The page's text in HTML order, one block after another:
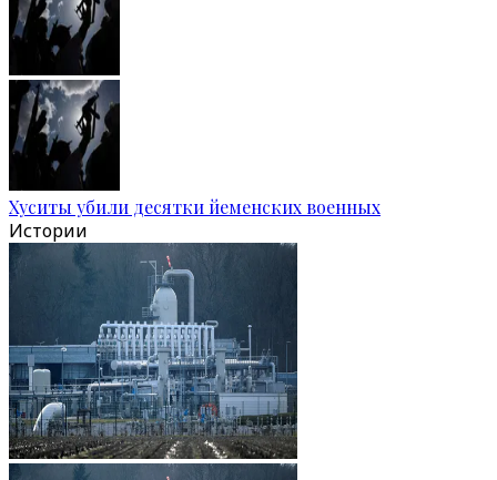
Хуситы убили десятки йеменских военных
Истории